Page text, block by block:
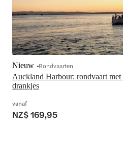
Auckland Harbour: rondvaart met
drankjes
Nieuw Rondvaarten
vanaf
NZ$ 169,95